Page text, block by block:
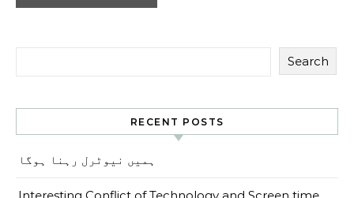
Search
RECENT POSTS
ہمیں نیوٹرل رہنا ہوگا